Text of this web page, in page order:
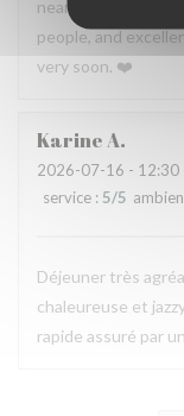
nearby. A true
people, and
very soon. ❤️
KarineA
2026-07-16 - 12:30
service : 5/5
Déjeuner très
chaleureuse et
rapide assuré par